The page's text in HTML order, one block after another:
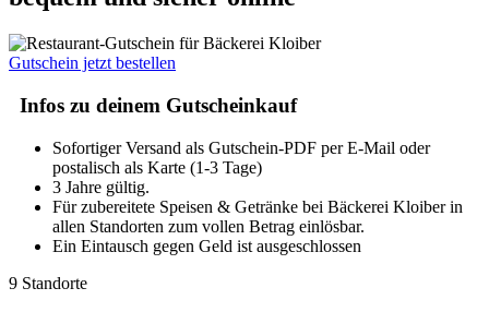
Gutschein jetzt bestellen
Infos zu deinem Gutscheinkauf
Sofortiger Versand als Gutschein-PDF per E-Mail oder
postalisch als Karte (1-3 Tage)
3 Jahre gültig.
Für zubereitete Speisen & Getränke bei Bäckerei Kloiber in
allen Standorten zum vollen Betrag einlösbar.
Ein Eintausch gegen Geld ist ausgeschlossen
9 Standorte